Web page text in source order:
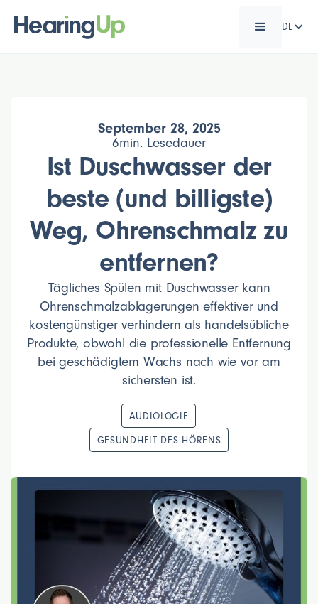
DE
September 28, 2025
6min. Lesedauer
Ist Duschwasser der
beste (und billigste)
Weg, Ohrenschmalz zu
entfernen?
Tägliches Spülen mit Duschwasser kann
Ohrenschmalzablagerungen effektiver und
kostengünstiger verhindern als handelsübliche
Produkte, obwohl die professionelle Entfernung
bei geschädigtem Wachs nach wie vor am
sichersten ist.
AUDIOLOGIE
GESUNDHEIT DES HÖRENS